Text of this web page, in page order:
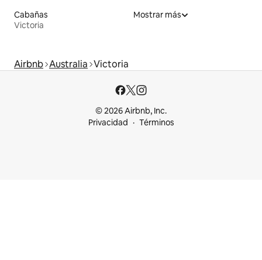
Cabañas
Victoria
Mostrar más
Airbnb Australia Victoria
© 2026 Airbnb, Inc.
Privacidad
Términos